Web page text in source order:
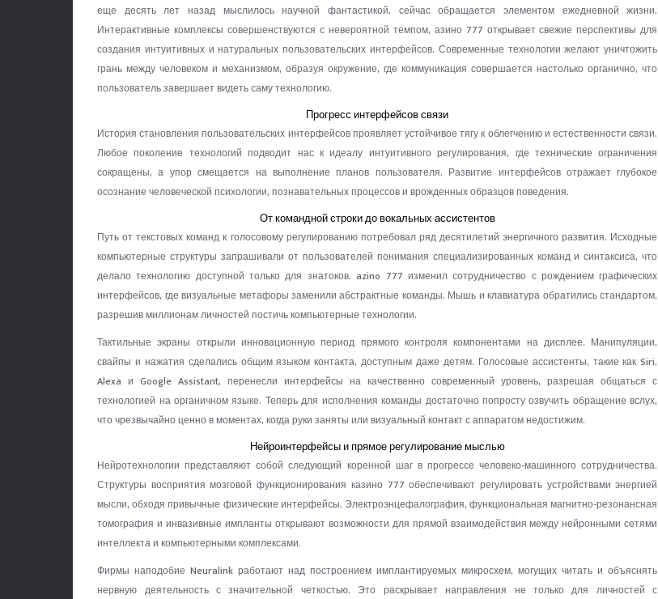
еще десять лет назад мыслилось научной фантастикой, сейчас обращается элементом ежедневной жизни.
Интерактивные комплексы совершенствуются с невероятной темпом, азино 777 открывает свежие перспективы для
создания интуитивных и натуральных пользовательских интерфейсов. Современные технологии желают уничтожить
грань между человеком и механизмом, образуя окружение, где коммуникация совершается настолько органично, что
пользователь завершает видеть саму технологию.
Прогресс интерфейсов связи
История становления пользовательских интерфейсов проявляет устойчивое тягу к облегчению и естественности связи.
Любое поколение технологий подводит нас к идеалу интуитивного регулирования, где технические ограничения
сокращены, а упор смещается на выполнение планов пользователя. Развитие интерфейсов отражает глубокое
осознание человеческой психологии, познавательных процессов и врожденных образцов поведения.
От командной строки до вокальных ассистентов
Путь от текстовых команд к голосовому регулированию потребовал ряд десятилетий энергичного развития. Исходные
компьютерные структуры запрашивали от пользователей понимания специализированных команд и синтаксиса, что
делало технологию доступной только для знатоков. azino 777 изменил сотрудничество с рождением графических
интерфейсов, где визуальные метафоры заменили абстрактные команды. Мышь и клавиатура обратились стандартом,
разрешив миллионам личностей постичь компьютерные технологии.
Тактильные экраны открыли инновационную период прямого контроля компонентами на дисплее. Манипуляции,
свайпы и нажатия сделались общим языком контакта, доступным даже детям. Голосовые ассистенты, такие как Siri,
Alexa и Google Assistant, перенесли интерфейсы на качественно современный уровень, разрешая общаться с
технологией на органичном языке. Теперь для исполнения команды достаточно попросту озвучить обращение вслух,
что чрезвычайно ценно в моментах, когда руки заняты или визуальный контакт с аппаратом недостижим.
Нейроинтерфейсы и прямое регулирование мыслью
Нейротехнологии представляют собой следующий коренной шаг в прогрессе человеко-машинного сотрудничества.
Структуры восприятия мозговой функционирования казино 777 обеспечивают регулировать устройствами энергией
мысли, обходя привычные физические интерфейсы. Электроэнцефалография, функциональная магнитно-резонансная
томография и инвазивные импланты открывают возможности для прямой взаимодействия между нейронными сетями
интеллекта и компьютерными комплексами.
Фирмы наподобие Neuralink работают над построением имплантируемых микросхем, могущих читать и объяснять
нервную деятельность с значительной четкостью. Это раскрывает направления не только для личностей с